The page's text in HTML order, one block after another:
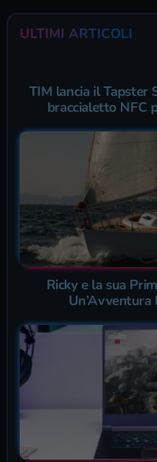
ULTIMI ARTICOLI
TIM lancia il Tapster
braccialetto NFC
Ricky e la sua
Un’Avventura